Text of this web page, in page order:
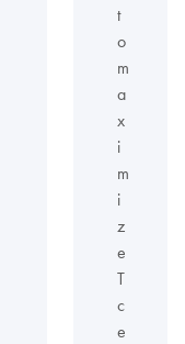
t
o
m
a
x
i
m
i
z
e
T
c
e